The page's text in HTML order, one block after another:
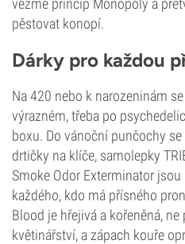
vezme princip Monopoly a
pěstovat konopí.
Dárky pro každou
Na 420 nebo k narozeninám
výrazném, třeba po
boxu. Do vánoční punčochy
drtičky na klíče, samolepky
Smoke Odor Exterminator
každého, kdo má přísného
Blood je hřejivá a kořeněná, ne
květinářství, a zápach kouře